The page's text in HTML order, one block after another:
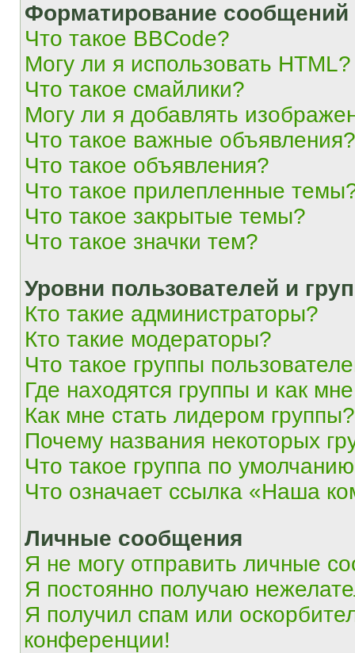
Форматирование
Что такое BBCode?
Могу ли я использовать HTML?
Что такое смайлики?
Могу ли я добавлять
Что такое важные объявления?
Что такое объявления?
Что такое прилепленные
Что такое закрытые темы?
Что такое значки тем?
Уровни пользователей и
Кто такие администраторы?
Кто такие модераторы?
Что такое группы
Где находятся группы и как
Как мне стать лидером группы?
Почему названия некоторых
Что такое группа по
Что означает ссылка «Наша
Личные сообщения
Я не могу отправить личные
Я постоянно получаю
Я получил спам или
конференции!